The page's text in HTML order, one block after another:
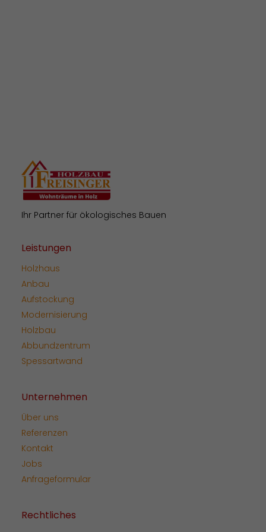
Ihr Partner für ökologisches Bauen
Leistungen
Holzhaus
Anbau
Aufstockung
Modernisierung
Holzbau
Abbundzentrum
Spessartwand
Unternehmen
Über uns
Referenzen
Kontakt
Jobs
Anfrageformular
Rechtliches